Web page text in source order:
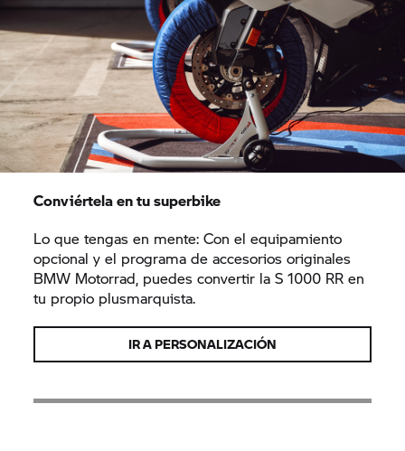
Conviértela en tu superbike
Lo que tengas en mente: Con el equipamiento
opcional y el programa de accesorios originales
BMW Motorrad, puedes convertir laS 1000 RR en
tu propio plusmarquista.
IR A PERSONALIZACIÓN